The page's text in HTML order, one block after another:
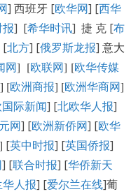
] 西班牙 [欧华网] [西华
报] [希华时讯] 捷 克 [布
[北方] [俄罗斯龙报]意大
网] [欧联网] [欧华传媒
] [欧洲商报] [欧洲华商网]
际新闻] [北欧华人报]
网] [欧洲新侨网] [欧华
] [英中时报] [英国侨报]
] [联合时报] [华侨新天
人报] [爱尔兰在线]葡